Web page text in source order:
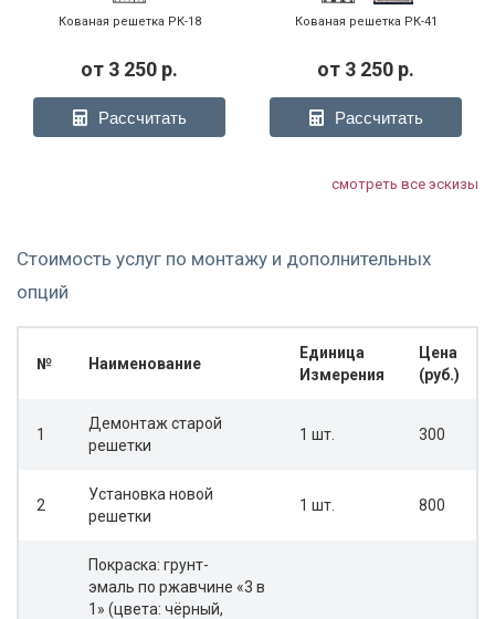
Кованая решетка РК-18
от 3 250 р.
Рассчитать
Кованая решетка РК-41
от 3 250 р.
Рассчитать
смотреть все эскизы
Стоимость услуг по монтажу и дополнительных
опций
№ Наименование
Единица
Измерения
Цена
(руб.)
1
Демонтаж старой
решетки
1 шт. 300
2
Установка новой
решетки
1 шт. 800
Покраска: грунт-
эмаль по ржавчине «3 в
1» (цвета: чёрный,